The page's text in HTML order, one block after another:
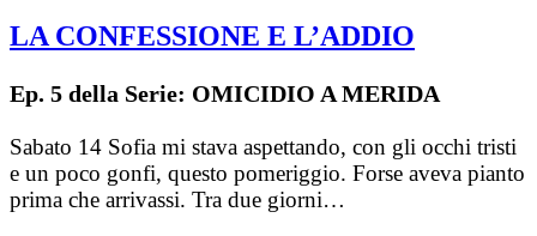
LA CONFESSIONE E L’ADDIO
Ep. 5 della Serie: OMICIDIO A MERIDA
Sabato 14 Sofia mi stava aspettando, con gli occhi tristi
e un poco gonfi, questo pomeriggio. Forse aveva pianto
prima che arrivassi. Tra due giorni…